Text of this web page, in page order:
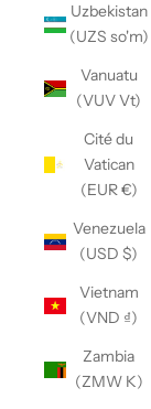
Uzbekistan
(UZS so'm)
Vanuatu
(VUV Vt)
Cité du
Vatican
(EUR €)
Venezuela
(USD $)
Vietnam
(VND ₫)
Zambia
(ZMW K)